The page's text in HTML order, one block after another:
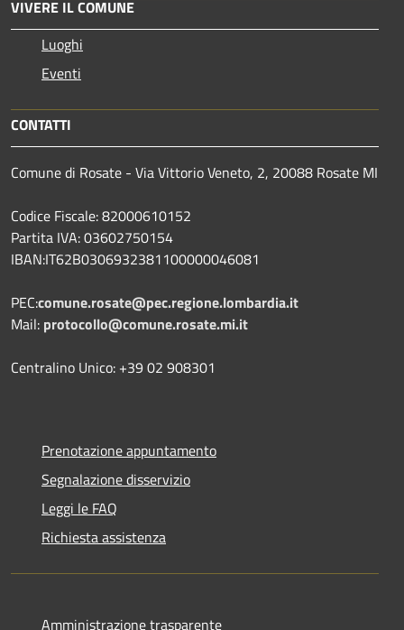
VIVERE IL COMUNE
Luoghi
Eventi
CONTATTI
Comune di Rosate - Via Vittorio Veneto, 2, 20088 Rosate MI
Codice Fiscale: 82000610152
Partita IVA: 03602750154
IBAN:IT62B0306932381100000046081
PEC:comune.rosate@pec.regione.lombardia.it
Mail: protocollo@comune.rosate.mi.it
Centralino Unico: +39 02 908301
Prenotazione appuntamento
Segnalazione disservizio
Leggi le FAQ
Richiesta assistenza
Amministrazione trasparente